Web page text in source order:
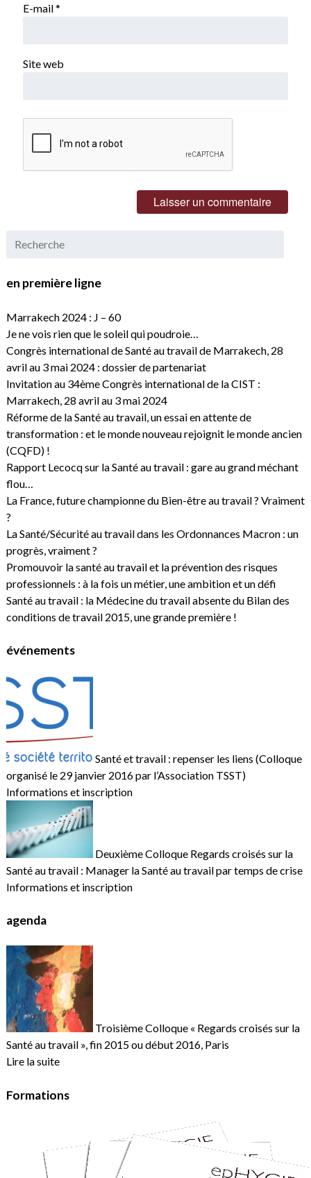
E-mail*
Site web
en première ligne
Marrakech 2024 : J – 60
Je ne vois rien que le soleil qui poudroie…
Congrès international de Santé au travail de Marrakech, 28
avril au 3 mai 2024 : dossier de partenariat
Invitation au 34ème Congrès international de la CIST :
Marrakech, 28 avril au 3 mai 2024
Réforme de la Santé au travail, un essai en attente de
transformation : et le monde nouveau rejoignit le monde ancien
(CQFD) !
Rapport Lecocq sur la Santé au travail : gare au grand méchant
flou…
La France, future championne du Bien-être au travail ? Vraiment
?
La Santé/Sécurité au travail dans les Ordonnances Macron : un
progrès, vraiment ?
Promouvoir la santé au travail et la prévention des risques
professionnels : à la fois un métier, une ambition et un défi
Santé au travail : la Médecine du travail absente du Bilan des
conditions de travail 2015, une grande première !
événements
Santé et travail : repenser les liens (Colloque
organisé le 29 janvier 2016 par l’Association TSST)
Informations et inscription
Deuxième Colloque Regards croisés sur la
Santé au travail : Manager la Santé au travail par temps de crise
Informations et inscription
agenda
Troisième Colloque « Regards croisés sur la
Santé au travail », fin 2015 ou début 2016, Paris
Lire la suite
Formations